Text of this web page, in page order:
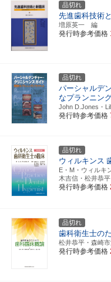
品切れ
先進歯科技術
増原英一 編
発行時参考価格
品切れ
パーシャルデ
なプランニン
John D.Jones・
発行時参考価格
品切れ
ウィルキンス
E・M・ウィルキ
木吉信・松井恭
発行時参考価格
品切れ
歯科衛生士の
松井恭平・森崎
発行時参考価格